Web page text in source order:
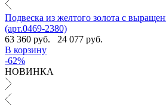
Подвеска из желтого золота с
(арт.0469-2380)
63 360 руб.
24 077 руб.
В корзину
-62%
НОВИНКА